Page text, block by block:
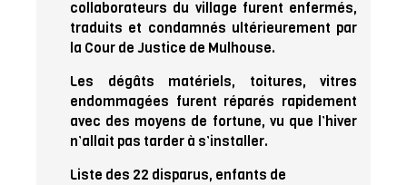
collaborateurs du village furent enfermés,
traduits et condamnés ultérieurement par
la Cour de Justice de Mulhouse.
Les dégâts matériels, toitures, vitres
endommagées furent réparés rapidement
avec des moyens de fortune, vu que l’hiver
n’allait pas tarder à s’installer.
Liste des 22 disparus, enfants de